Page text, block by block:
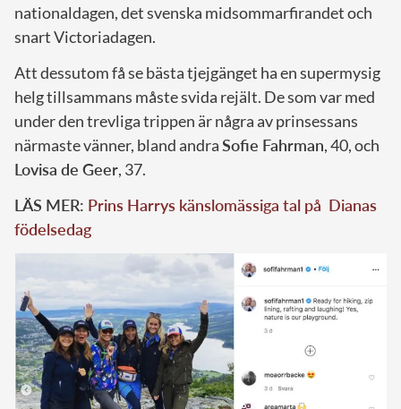
nationaldagen, det svenska midsommarfirandet och
snart Victoriadagen.
Att dessutom få se bästa tjejgänget ha en supermysig
helg tillsammans måste svida rejält. De som var med
under den trevliga trippen är några av prinsessans
närmaste vänner, bland andraSofie Fahrman, 40, och
Lovisa de Geer, 37.
LÄS MER: Prins Harrys känslomässiga tal på Dianas
födelsedag